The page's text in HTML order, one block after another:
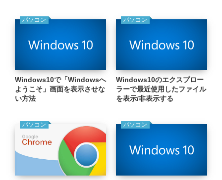
パソコン
Windows10で「Windowsへ
ようこそ」画面を表示させな
い方法
パソコン
Windows10のエクスプロー
ラーで最近使用したファイル
を表示/非表示する
パソコン パソコン